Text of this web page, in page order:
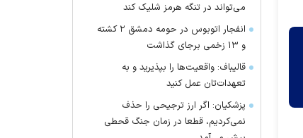
می‌تواند در تنگه هرمز شلیک کند
انفجار اتوبوس در حومه دمشق ۲ کشته
و ۱۳ زخمی برجای گذاشت
قالیباف: واقعیت‌ها را بپذیرید و به
تعهدات‌تان عمل کنید
پزشکیان: اگر ارز ترجیحی را حذف
نمی‌کردیم، قطعا در زمان جنگ قحطی